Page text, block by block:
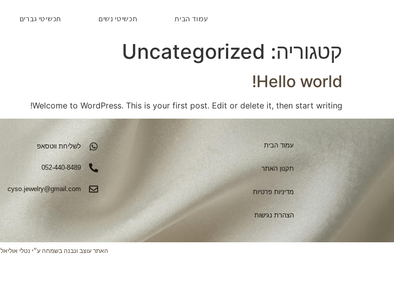
עמוד הבית תכשיטי נשים תכשיטי גברים
קטגוריה: Uncategorized
Hello world!
Welcome to WordPress. This is your first post. Edit or delete it, then start writing!
עמוד הבית
תקנון האתר
מדיניות פרטיות
הצהרת נגישות
לשליחת ווטסאפ
052-440-8489
cyso.jewelry@gmail.com
האתר עוצב ונבנה בשמחה ע״י נטלי אוליאל